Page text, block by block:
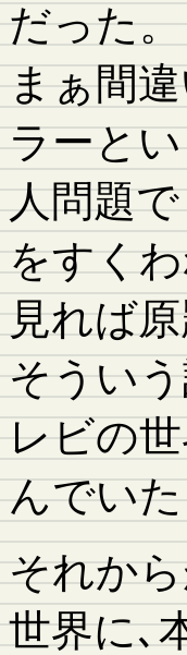
だった。
まぁ間
ラーと
人問題
をすく
見れば
そうい
レビの
んでい
それか
世界に､